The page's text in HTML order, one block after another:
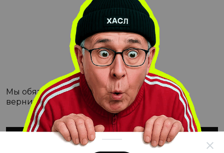
Мы обязательно с этим разберёмся, а пока
вернитесь на Главную
ВЕРНУТЬСЯ НА ГЛАВНУЮ